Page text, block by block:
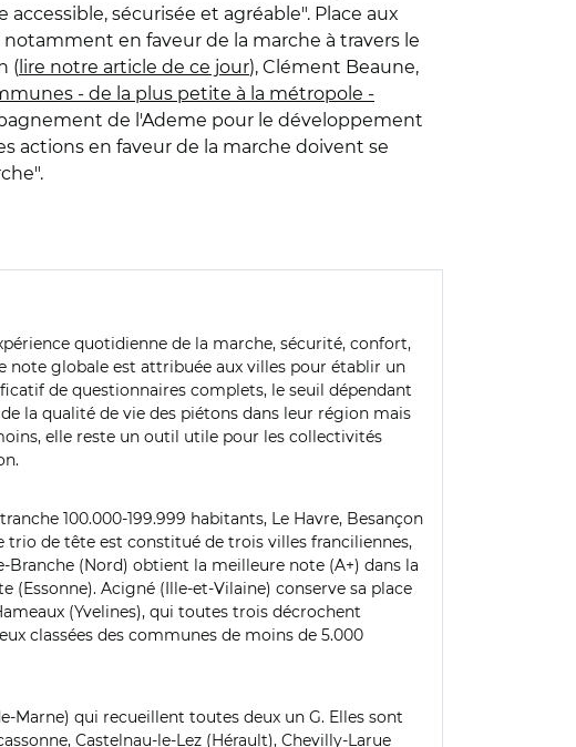
sécurisée et agréable". Place aux
en faveur de la marche à travers le
( lire notre article de ce jour), Clément Beaune,
- de la plus petite à la métropole -
de l'Ademe pour le développement
actions en faveur de la marche doivent se
quotidienne de la marche, sécurité, confort,
note globale est attribuée aux villes pour établir un
de questionnaires complets, le seuil dépendant
la qualité de vie des piétons dans leur région mais
elle reste un outil utile pour les collectivités
100.000-199.999 habitants, Le Havre, Besançon
trio de tête est constitué de trois villes franciliennes,
Branche (Nord) obtient la meilleure note (A+) dans la
(Essonne). Acigné (Ille-et-Vilaine) conserve sa place
(Yvelines), qui toutes trois décrochent
classées des communes de moins de 5.000
Marne) qui recueillent toutes deux un G. Elles sont
Castelnau-le-Lez (Hérault), Chevilly-Larue